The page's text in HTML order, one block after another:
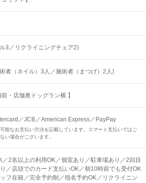
3／リクライニングチェア2)
者（ネイル）3人／施術者（まつげ）2人)
・店舗奥ドッグラン横 】
／JCB／American Express／PayPay
能なお支払い方法を記載しています。スマート支払いではご
い場合がございます。
／2名以上の利用OK／個室あり／駐車場あり／2回目
／店頭でのカード支払いOK／朝10時前でも受付OK
フ在籍／完全予約制／指名予約OK／リクライニン